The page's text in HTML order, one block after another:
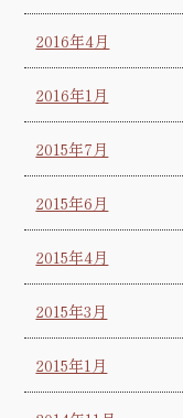
2016年4月
2016年1月
2015年7月
2015年6月
2015年4月
2015年3月
2015年1月